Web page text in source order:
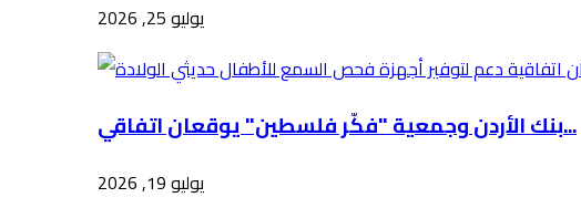
يوليو 25, 2026
بنك الأردن وجمعية "فكّر فلسطين" يوقعان اتفاقي...
يوليو 19, 2026